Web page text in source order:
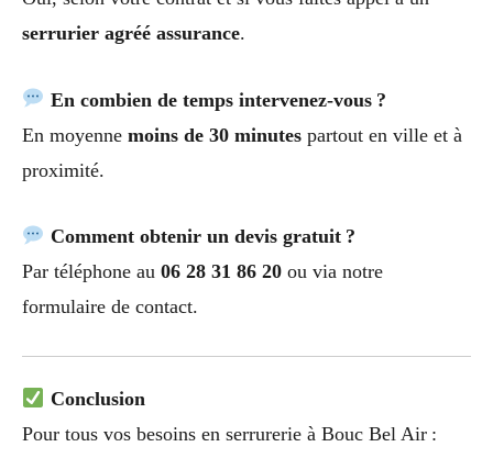
serrurier agréé assurance.
En combien de temps intervenez-vous ?
En moyenne moins de 30 minutes partout en ville et à
proximité.
Comment obtenir un devis gratuit ?
Par téléphone au 06 28 31 86 20 ou via notre
formulaire de contact.
Conclusion
Pour tous vos besoins en serrurerie à Bouc Bel Air :